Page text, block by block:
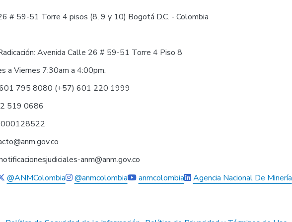
# 59-51 Torre 4 pisos (8, 9 y 10) Bogotá D.C. - Colombia
Avenida Calle 26 # 59-51 Torre 4 Piso 8
a Viernes 7:30am a 4:00pm.
795 8080 (+57) 601 220 1999
519 0686
anm@anm.gov.co
@ANMColombia @anmcolombia anmcolombia Agencia Nacional De Minería